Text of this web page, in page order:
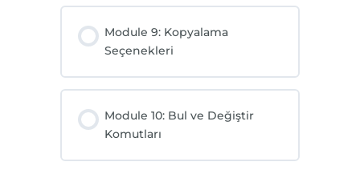
Module 9: Kopyalama
Seçenekleri
Module 10: Bul ve Değiştir
Komutları